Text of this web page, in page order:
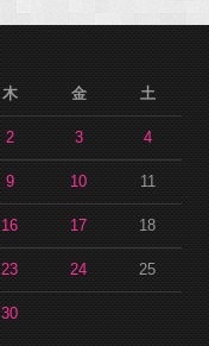
木 金 土
2 3 4
9 10 11
16 17 18
23 24 25
30